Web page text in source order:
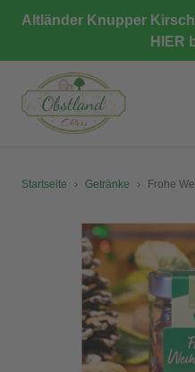
zumAltländer Knupper
HIER
Startseite › Getränke › Frohe